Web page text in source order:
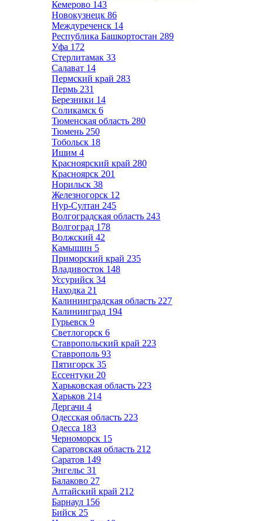
Кемерово 143
Новокузнецк 86
Междуреченск 14
Республика Башкортостан 289
Уфа 172
Стерлитамак 33
Салават 14
Пермский край 283
Пермь 231
Березники 14
Соликамск 6
Тюменская область 280
Тюмень 250
Тобольск 18
Ишим 4
Красноярский край 280
Красноярск 201
Норильск 38
Железногорск 12
Нур-Султан 245
Волгоградская область 243
Волгоград 178
Волжский 42
Камышин 5
Приморский край 235
Владивосток 148
Уссурийск 34
Находка 21
Калининградская область 227
Калининград 194
Гурьевск 9
Светлогорск 6
Ставропольский край 223
Ставрополь 93
Пятигорск 35
Ессентуки 20
Харьковская область 223
Харьков 214
Дергачи 4
Одесская область 223
Одесса 183
Черноморск 15
Саратовская область 212
Саратов 149
Энгельс 31
Балаково 27
Алтайский край 212
Барнаул 156
Бийск 25